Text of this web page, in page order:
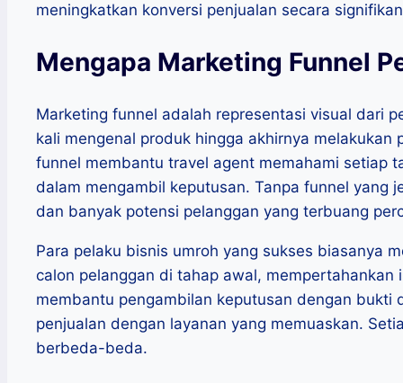
meningkatkan konversi penjualan secara
Mengapa Marketing Funnel
Marketing funnel adalah representasi visual dari
kali mengenal produk hingga akhirnya melakukan
funnel membantu travel agent memahami setiap
dalam mengambil keputusan. Tanpa funnel yang
dan banyak potensi pelanggan yang terbuang
Para pelaku bisnis umroh yang sukses biasanya
calon pelanggan di tahap awal,
membantu pengambilan keputusan dengan bukti
penjualan dengan layanan yang memuaskan.
berbeda-beda.